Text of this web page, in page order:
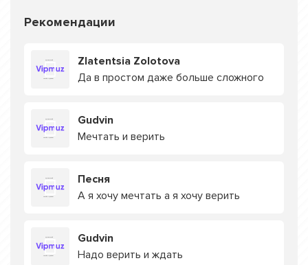
Рекомендации
Zlatentsia Zolotova
Да в простом даже больше сложного
Gudvin
Мечтать и верить
Песня
А я хочу мечтать а я хочу верить
Gudvin
Надо верить и ждать